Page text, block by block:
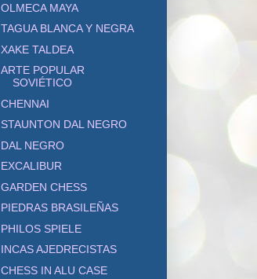
OLMECA MAYA
TAGUA BLANCA Y NEGRA
XAKE TALDEA
ARTE POPULAR
SOVIÉTICO
CHENNAI
STAUNTON DAL NEGRO
DAL NEGRO
EXCALIBUR
GARDEN CHESS
PIEDRAS BRASILEÑAS
PHILOS SPIELE
INCAS AJEDRECISTAS
CHESS IN ALU CASE